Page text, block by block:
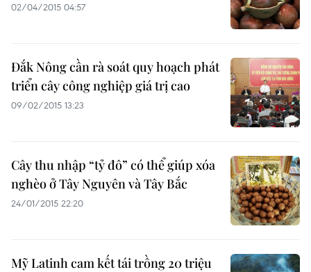
02/04/2015 04:57
Đắk Nông cần rà soát quy hoạch phát
triển cây công nghiệp giá trị cao
09/02/2015 13:23
Cây thu nhập “tỷ đô” có thể giúp xóa
nghèo ở Tây Nguyên và Tây Bắc
24/01/2015 22:20
Mỹ Latinh cam kết tái trồng 20 triệu